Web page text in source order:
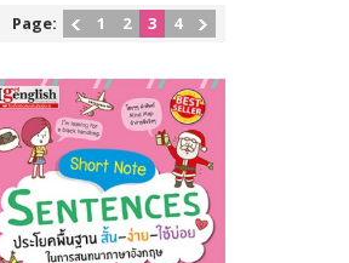
Page: 1 2 3 4